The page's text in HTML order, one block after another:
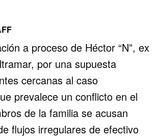
a proceso de Héctor “N”, ex
por una supuesta
cercanas al caso
prevalece un conflicto en el
de la familia se acusan
flujos irregulares de efectivo